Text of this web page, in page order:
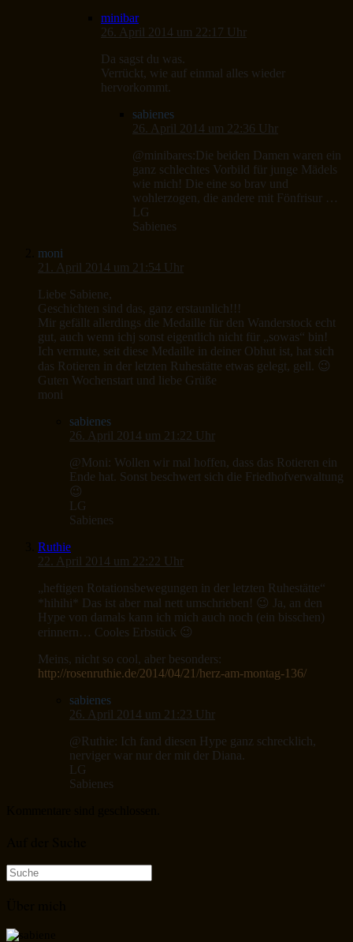
minibar
26. April 2014 um 22:17 Uhr
Da sagst du was.
Verrückt, wie auf einmal alles wieder
hervorkommt.
sabienes
26. April 2014 um 22:36 Uhr
@minibares:Die beiden Damen waren ein
ganz schlechtes Vorbild für junge Mädels
wie mich! Die eine so brav und
wohlerzogen, die andere mit Fönfrisur …
LG
Sabienes
moni
21. April 2014 um 21:54 Uhr
Liebe Sabiene,
Geschichten sind das, ganz erstaunlich!!!
Mir gefällt allerdings die Medaille für den Wanderstock echt
gut, auch wenn ichj sonst eigentlich nicht für „sowas“ bin!
Ich vermute, seit diese Medaille in deiner Obhut ist, hat sich
das Rotieren in der letzten Ruhestätte etwas gelegt, gell. 😉
Guten Wochenstart und liebe Grüße
moni
sabienes
26. April 2014 um 21:22 Uhr
@Moni: Wollen wir mal hoffen, dass das Rotieren ein
Ende hat. Sonst beschwert sich die Friedhofverwaltung
😉
LG
Sabienes
Ruthie
22. April 2014 um 22:22 Uhr
„heftigen Rotationsbewegungen in der letzten Ruhestätte“
*hihihi* Das ist aber mal nett umschrieben! 😉 Ja, an den
Hype von damals kann ich mich auch noch (ein bisschen)
erinnern… Cooles Erbstück 😉
Meins, nicht so cool, aber besonders:
http://rosenruthie.de/2014/04/21/herz-am-montag-136/
sabienes
26. April 2014 um 21:23 Uhr
@Ruthie: Ich fand diesen Hype ganz schrecklich,
nerviger war nur der mit der Diana.
LG
Sabienes
Suche
nach: